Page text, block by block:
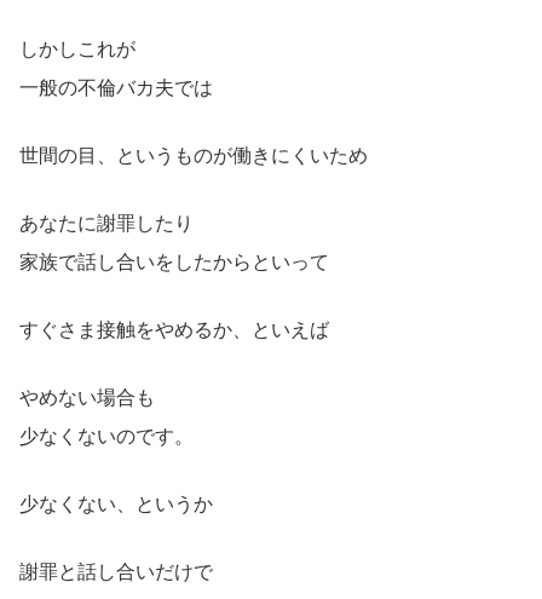
しかしこれが
一般の不倫バカ夫では
世間の目、というものが働きにくいため
あなたに謝罪したり
家族で話し合いをしたからといって
すぐさま接触をやめるか、といえば
やめない場合も
少なくないのです。
少なくない、というか
謝罪と話し合いだけで